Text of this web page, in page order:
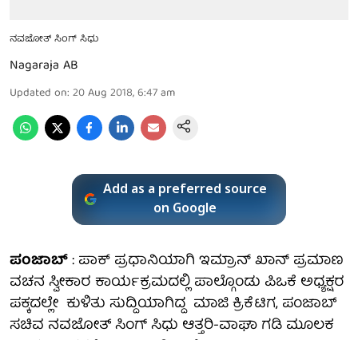
ನವಜೋತ್ ಸಿಂಗ್ ಸಿಧು
Nagaraja AB
Updated on: 20 Aug 2018, 6:47 am
Add as a preferred source
on Google
ಪಂಜಾಬ್: ಪಾಕ್ ಪ್ರಧಾನಿಯಾಗಿ ಇಮ್ರಾನ್ ಖಾನ್ ಪ್ರಮಾಣ
ವಚನ ಸ್ವೀಕಾರ ಕಾರ್ಯಕ್ರಮದಲ್ಲಿ ಪಾಲ್ಗೊಂಡು ಪಿಒಕೆ ಅಧ್ಯಕ್ಷರ
ಪಕ್ಕದಲ್ಲೇ ಕುಳಿತು ಸುದ್ದಿಯಾಗಿದ್ದ ಮಾಜಿ ಕ್ರಿಕೆಟಿಗ, ಪಂಜಾಬ್
ಸಚಿವ ನವಜೋತ್ ಸಿಂಗ್ ಸಿಧು ಆತ್ತರಿ-ವಾಘಾ ಗಡಿ ಮೂಲಕ